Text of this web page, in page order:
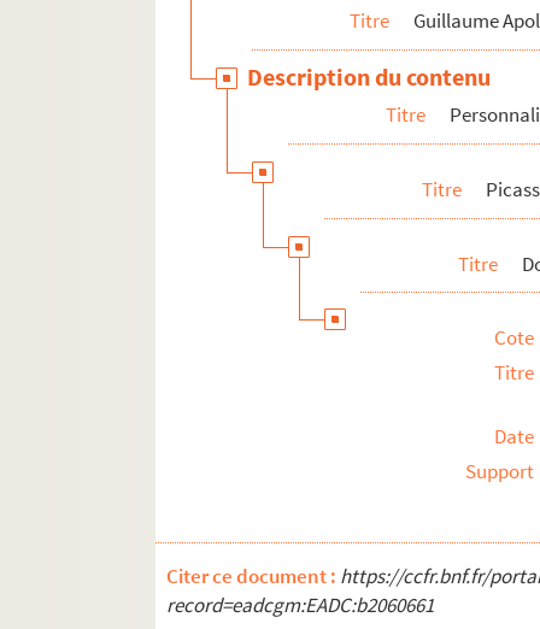
4-MS-FS-17-0943. Richard, Marius
8-MS-FS-17-0518. Rictus, Jehan
8-MS-FS-17-0519. Rivière, Jacques
4-MS-FS-17-0944. Roché, Henri-Pierre
4-MS-FS-17-0945. Roinard, Paul
4-MS-FS-17-0946. Rolmer, Lucien
4-MS-FS-17-0958. Royère, Jean
8-MS-FS-17-0525. Russell, Morgan
Titre Guillaume
Description du contenu
Titre
Titre
Titre
Cote
Titre
Date
Support
Citer ce document : https://ccfr.bnf.fr/
record=eadcgm:EADC:b2060661